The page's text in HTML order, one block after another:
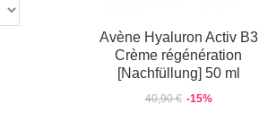
Avène Hyaluron Activ B3
Crème régénération
[Nachfüllung] 50 ml
40,90 € -15%